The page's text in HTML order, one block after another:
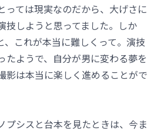
っては現実なのだから、大げさに
技しようと思ってました。しか
、これが本当に難しくって。演技
たようで、自分が男に変わる夢を
影は本当に楽しく進めることがで
プシスと台本を見たときは、今ま